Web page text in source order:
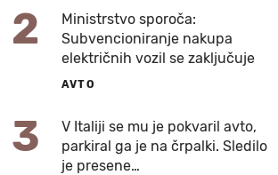
2
Ministrstvo sporoča:
Subvencioniranje nakupa
električnih vozil se zaključuje
AVTO
3
V Italiji se mu je pokvaril avto,
parkiral ga je na črpalki. Sledilo
je presene…